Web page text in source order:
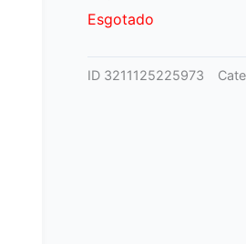
Esgotado
ID 3211125225973